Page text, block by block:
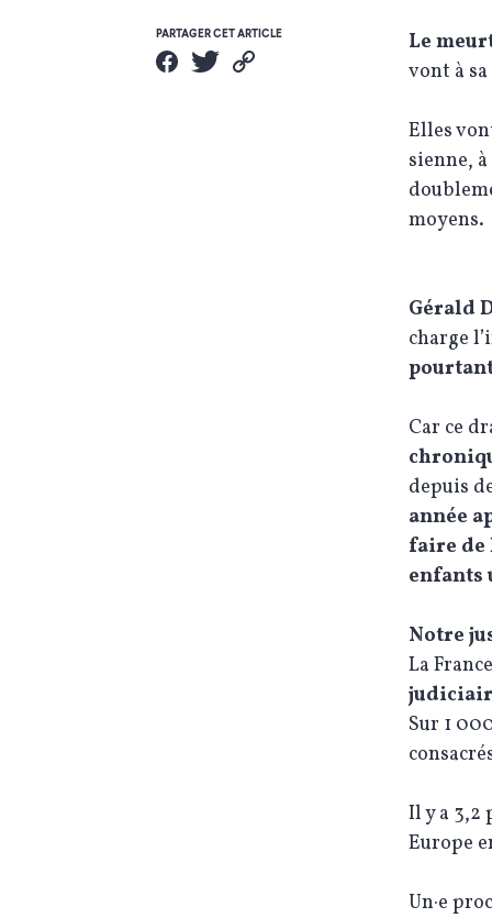
PARTAGER CET ARTICLE
Le
vont à
Elles
sienne, à
moyens.
Gérald
charge
Car ce
depuis
année
faire de
enfants
Notre
La
Sur 1
Il y a 3,2
Europe
Un·e